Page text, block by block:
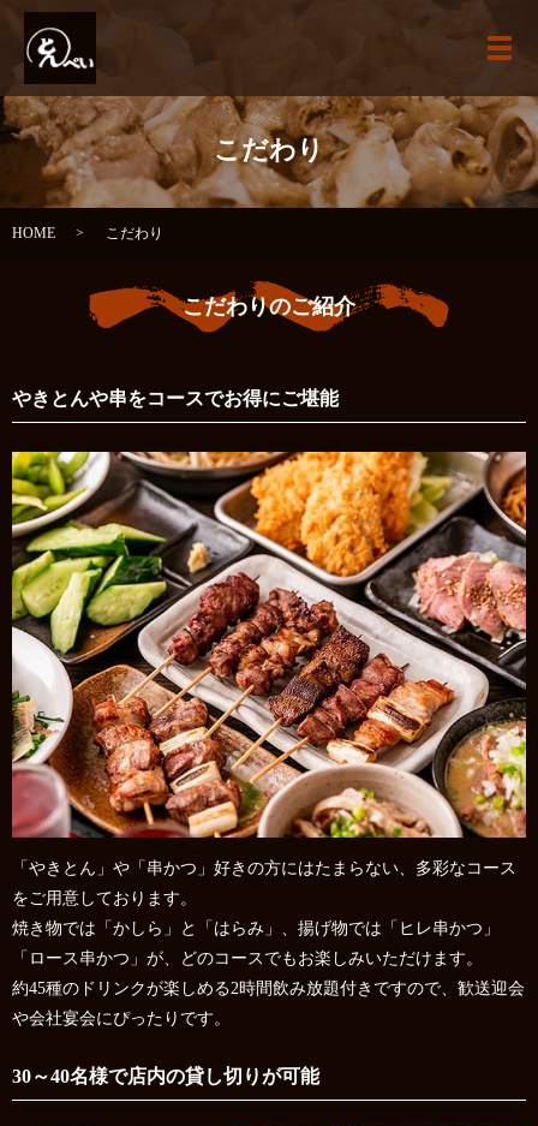
こだわり
HOME こだわり
こだわりのご紹介
やきとんや串をコースでお得にご堪能
「やきとん」や「串かつ」好きの方にはたまらない、多彩なコース
をご用意しております。
焼き物では「かしら」と「はらみ」、揚げ物では「ヒレ串かつ」
「ロース串かつ」が、どのコースでもお楽しみいただけます。
約45種のドリンクが楽しめる2時間飲み放題付きですので、歓送迎会
や会社宴会にぴったりです。
30～40名様で店内の貸し切りが可能